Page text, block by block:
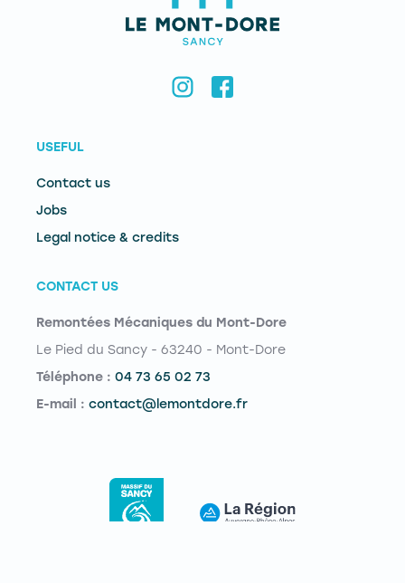
USEFUL
Contact us
Jobs
Legal notice & credits
CONTACT US
Remontées Mécaniques du Mont-Dore
Le Pied du Sancy - 63240 - Mont-Dore
Téléphone : 04 73 65 02 73
E-mail : contact@lemontdore.fr